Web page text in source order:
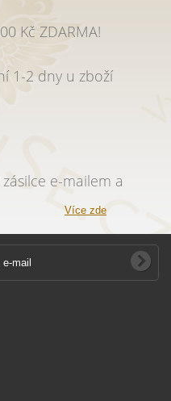
Kč ZDARMA!
1-2 dny u zboží
e-mailem a
Více zde